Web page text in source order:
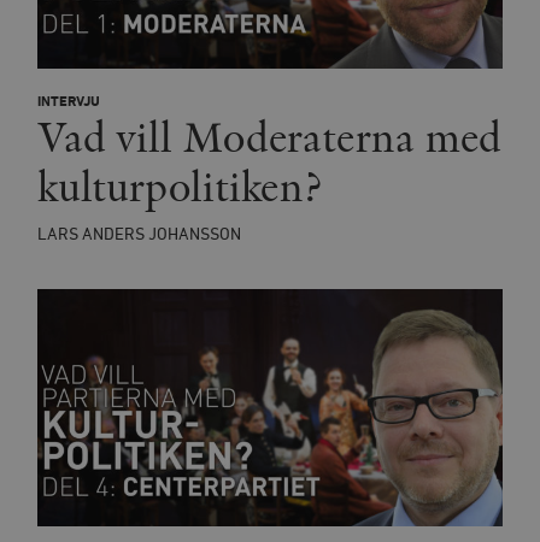
INTERVJU
Vad vill Moderaterna med
kulturpolitiken?
LARS ANDERS JOHANSSON